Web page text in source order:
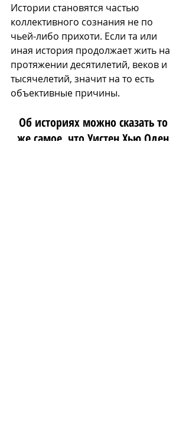
Истории становятся частью
коллективного сознания не по
чьей-либо прихоти. Если та или
иная история продолжает жить на
протяжении десятилетий, веков и
тысячелетий, значит на то есть
объективные причины.
Об историях можно сказать то
же самое, что Уистен Хью Оден